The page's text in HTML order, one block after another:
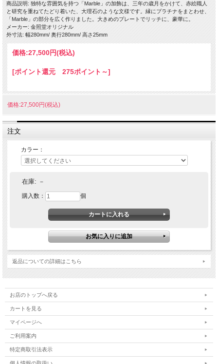
直径28×高さ2.5cm
商品説明: 独特な雰囲気を持つ「Marble」の加飾は、三年の歳月をかけて、赤絵職人
と研究を重ねてたどり着いた、大理石のような文様です。縁にプラチナをまとわせ、
「Marble」の部分を広く作りました。大きめのプレートでリッチに、豪華に。
メーカー: 金照堂オリジナル
外寸法: 幅280mm/ 奥行280mm/ 高さ25mm
価格:27,500円(税込)
[ポイント還元 275ポイント～]
価格:27,500円(税込)
注文
カラー：
在庫: －
購入数： 個
返品についての詳細はこちら
お店のトップへ戻る
カートを見る
マイページへ
ご利用案内
特定商取引法表示